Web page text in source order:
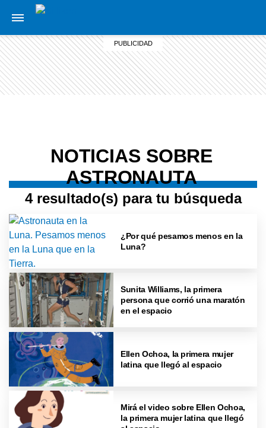
NOTICIAS SOBRE
ASTRONAUTA
4 resultado(s) para tu búsqueda
¿Por qué pesamos menos en la
Luna?
Sunita Williams, la primera
persona que corrió una maratón
en el espacio
Ellen Ochoa, la primera mujer
latina que llegó al espacio
Mirá el video sobre Ellen Ochoa,
la primera mujer latina que llegó